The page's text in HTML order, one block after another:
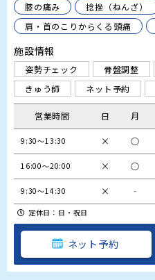
膝の痛み
捻挫（ねんざ）
肩・首のこりからくる頭痛
施設情報
姿勢チェック 骨盤調整
きゅう師
ネット予約
営業時間 日 月
9:30～13:30 × ○
16:00～20:00 × ○
9:30～14:30 × ‐
定休日：日・祝日
ネット予約